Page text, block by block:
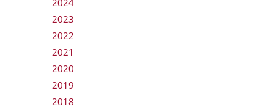
2024
2023
2022
2021
2020
2019
2018